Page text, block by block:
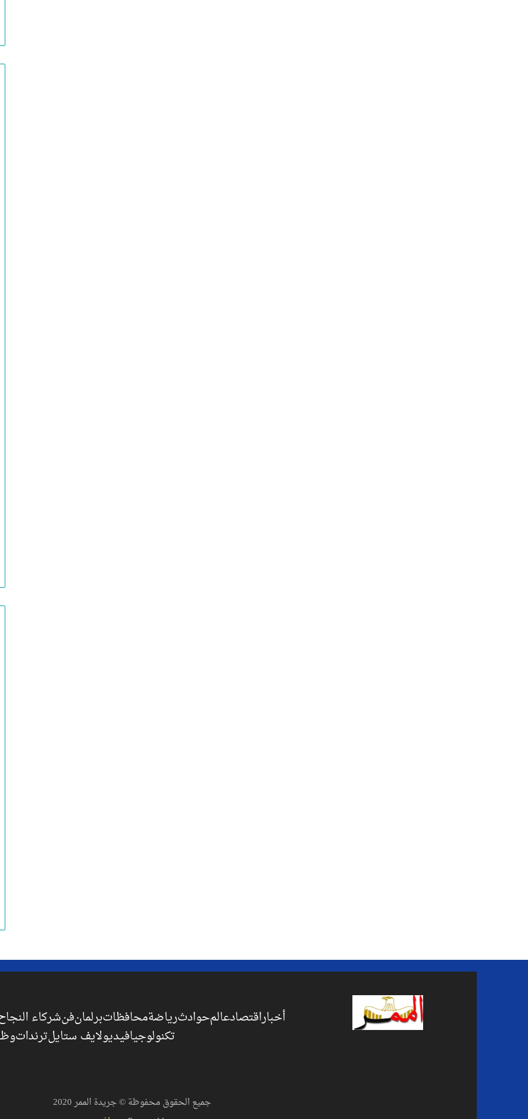
أخباراقتصادعالمحوادثرياضةمحافظاتبرلمانفنشركاء
تكنولوجيافيديولايف ستايلترندات
جميع الحقوق محفوظة © جريدة الممر 2020